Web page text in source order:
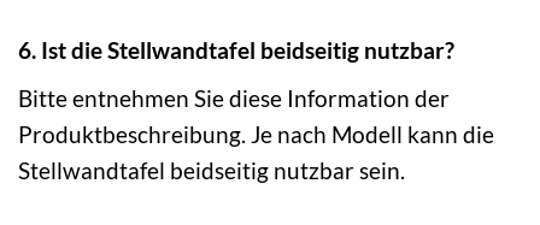
6. Ist die Stellwandtafel beidseitig nutzbar?
Bitte entnehmen Sie diese Information der
Produktbeschreibung. Je nach Modell kann die
Stellwandtafel beidseitig nutzbar sein.